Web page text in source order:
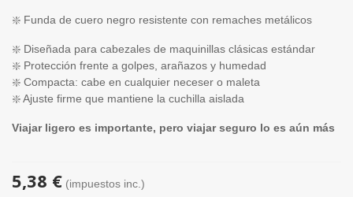
❇️ Funda de cuero negro resistente con remaches metálicos
❇️ Diseñada para cabezales de maquinillas clásicas estándar
❇️ Protección frente a golpes, arañazos y humedad
❇️ Compacta: cabe en cualquier neceser o maleta
❇️ Ajuste firme que mantiene la cuchilla aislada
Viajar ligero es importante, pero viajar seguro lo es aún más
5,38 € (impuestos inc.)